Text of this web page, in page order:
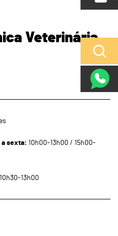
Veterinária
a sexta: 10h00-13h00 / 15h00-
10h30-13h00